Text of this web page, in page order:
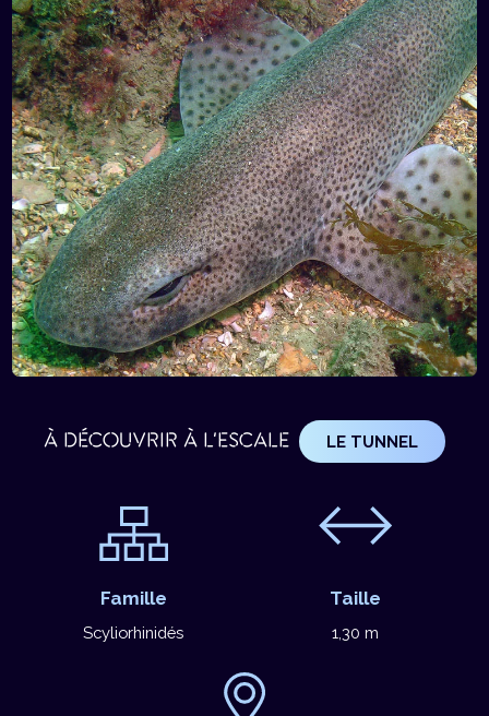
À DÉCOUVRIR À L'ESCALE LE TUNNEL
Famille
Scyliorhinidés
Taille
1,30 m